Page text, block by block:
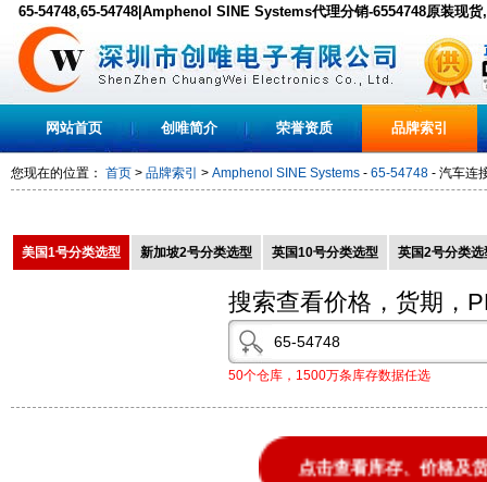
65-54748,65-54748|Amphenol SINE Systems代理分销-6554748原装现货
网站首页 创唯简介 荣誉资质 品牌索引
您现在的位置： 首页 > 品牌索引 > Amphenol SINE Systems - 65-54748 - 汽车连
美国1号分类选型 新加坡2号分类选型 英国10号分类选型 英国2号分类选
搜索查看价格，货期，
50个仓库，1500万条库存数据任选
点击查看库存、价格及